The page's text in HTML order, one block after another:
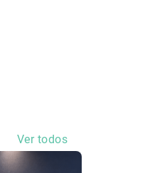
Ver todos